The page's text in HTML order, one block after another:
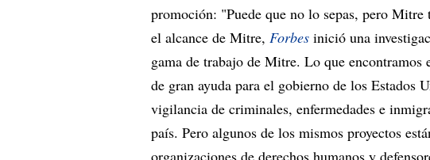
promoción: "Puede que no lo sepas, pero
el alcance de Mitre, Forbes inició una
gama de trabajo de Mitre. Lo que
de gran ayuda para el gobierno de los Estados
vigilancia de criminales, enfermedades e
país. Pero algunos de los mismos proyectos